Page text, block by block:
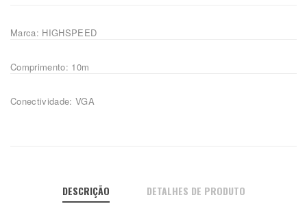
Marca: HIGHSPEED
Comprimento: 10m
Conectividade: VGA
DESCRIÇÃO DETALHES DE PRODUTO